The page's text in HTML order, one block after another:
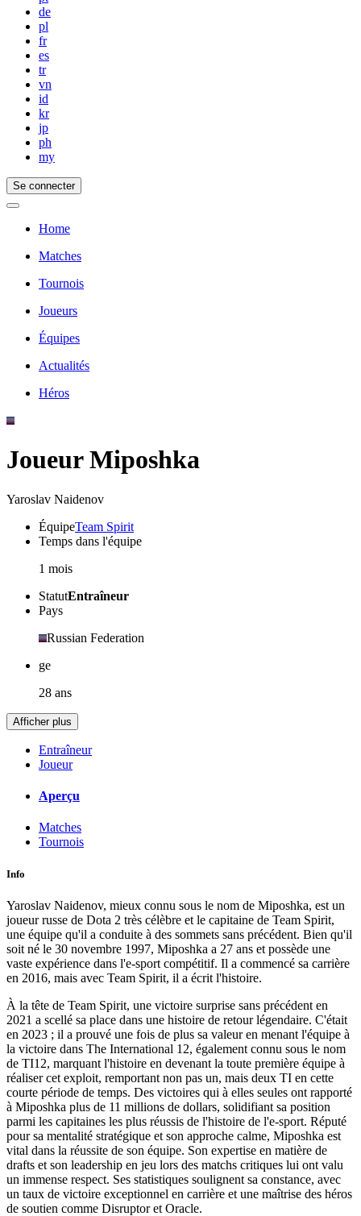
de
pl
fr
es
tr
vn
id
kr
jp
ph
my
Se connecter
Home
Matches
Tournois
Joueurs
Équipes
Actualités
Héros
Joueur Miposhka
Yaroslav Naidenov
ÉquipeTeam Spirit
Temps dans l'équipe
1 mois
StatutEntraîneur
Pays
Russian Federation
ge
28 ans
Afficher plus
Entraîneur
Joueur
Aperçu
Matches
Tournois
Info
Yaroslav Naidenov, mieux connu sous le nom de Miposhka, est un
joueur russe de Dota 2 très célèbre et le capitaine de Team Spirit,
une équipe qu'il a conduite à des sommets sans précédent. Bien qu'il
soit né le 30 novembre 1997, Miposhka a 27 ans et possède une
vaste expérience dans l'e-sport compétitif. Il a commencé sa carrière
en 2016, mais avec Team Spirit, il a écrit l'histoire.
À la tête de Team Spirit, une victoire surprise sans précédent en
2021 a scellé sa place dans une histoire de retour légendaire. C'était
en 2023 ; il a prouvé une fois de plus sa valeur en menant l'équipe à
la victoire dans The International 12, également connu sous le nom
de TI12, marquant l'histoire en devenant la toute première équipe à
réaliser cet exploit, remportant non pas un, mais deux TI en cette
courte période de temps. Des victoires qui à elles seules ont rapporté
à Miposhka plus de 11 millions de dollars, solidifiant sa position
parmi les capitaines les plus réussis de l'histoire de l'e-sport. Réputé
pour sa mentalité stratégique et son approche calme, Miposhka est
vital dans la réussite de son équipe. Son expertise en matière de
drafts et son leadership en jeu lors des matchs critiques lui ont valu
un immense respect. Ses statistiques soulignent sa constance, avec
un taux de victoire exceptionnel en carrière et une maîtrise des héros
de soutien comme Disruptor et Oracle.